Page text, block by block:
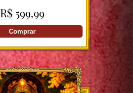
JULIA
R$ 599,99
Comprar